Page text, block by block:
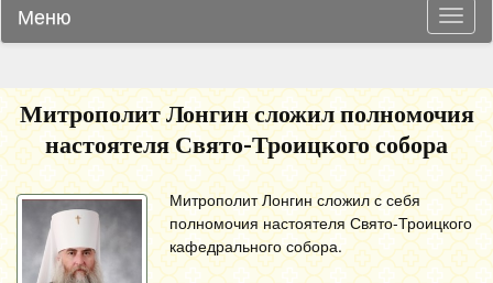
Меню
Митрополит Лонгин сложил полномочия
настоятеля Свято-Троицкого собора
Митрополит Лонгин сложил с себя
полномочия настоятеля Свято-Троицкого
кафедрального собора.